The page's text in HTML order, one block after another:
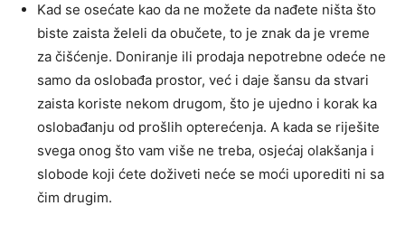
Kad se osećate kao da ne možete da nađete ništa što
biste zaista želeli da obučete, to je znak da je vreme
za čišćenje. Doniranje ili prodaja nepotrebne odeće ne
samo da oslobađa prostor, već i daje šansu da stvari
zaista koriste nekom drugom, što je ujedno i korak ka
oslobađanju od prošlih opterećenja. A kada se riješite
svega onog što vam više ne treba, osjećaj olakšanja i
slobode koji ćete doživeti neće se moći uporediti ni sa
čim drugim.